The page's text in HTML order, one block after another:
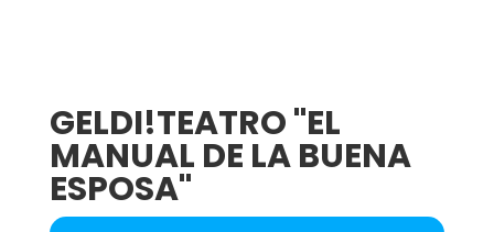
GELDI!TEATRO "EL
MANUAL DE LA BUENA
ESPOSA"